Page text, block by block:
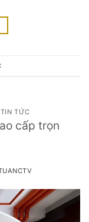
TIN TỨC
cấp trọn